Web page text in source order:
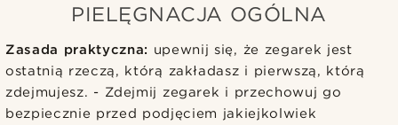
PIELĘGNACJA OGÓLNA
Zasada praktyczna: upewnij się, że zegarek jest
ostatnią rzeczą, którą zakładasz i pierwszą, którą
zdejmujesz. - Zdejmij zegarek i przechowuj go
bezpiecznie przed podjęciem jakiejkolwiek